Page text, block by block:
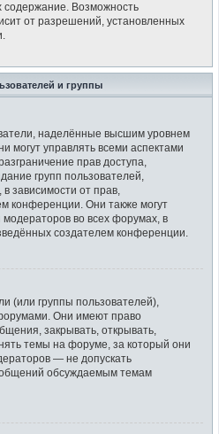
Возможность
от разрешений, установленных
и группы
наделённые высшим уровнем
могут управлять всеми аспектами
прав доступа,
групп пользователей,
зависимости от прав,
конференции. Они также могут
во всех форумах, в
создателем конференции.
(или группы пользователей),
Они имеют право
закрывать, открывать,
темы на форуме, за который они
— не допускать
обсуждаемым темам